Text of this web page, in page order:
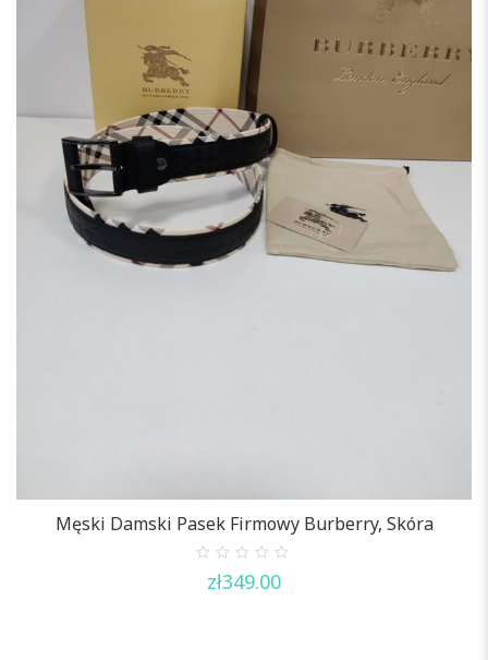
Męski Damski Pasek Firmowy Burberry, Skóra
out
zł349.00